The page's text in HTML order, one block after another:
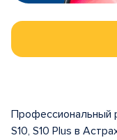
Профессиональный
S10, S10 Plus в